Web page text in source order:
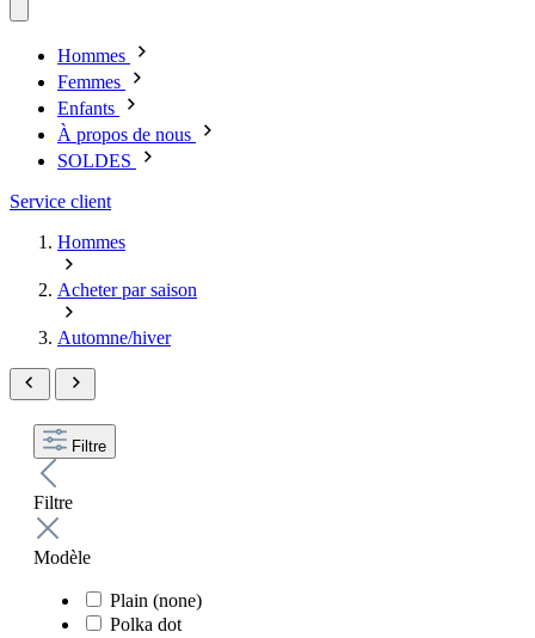
Hommes
Femmes
Enfants
À propos de nous
SOLDES
Service client
Hommes
Acheter par saison
Automne/hiver
Filtre
Filtre
Modèle
Plain (none)
Polka dot